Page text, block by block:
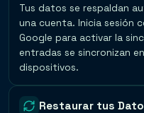
Tus datos se respaldan
una cuenta. Inicia sesión
Google para activar la
entradas se sincronizan
dispositivos.
Restaurar tus